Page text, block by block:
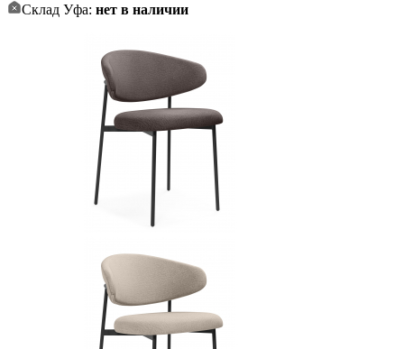
Склад Уфа: нет в наличии